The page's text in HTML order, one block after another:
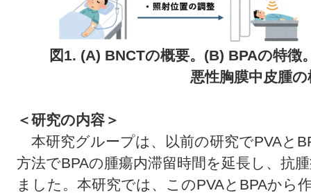
図1. (A) BNCTの概要。(B) BPAの特徴
悪性胸膜中皮腫
＜研究の内容＞
本研究グループは、以前の研究でPVAと
方法でBPAの腫瘍内滞留時間を延長し、抗
ました。本研究では、このPVAとBPAから